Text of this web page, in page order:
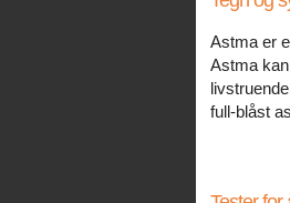
Astma er
Astma
full-blåst